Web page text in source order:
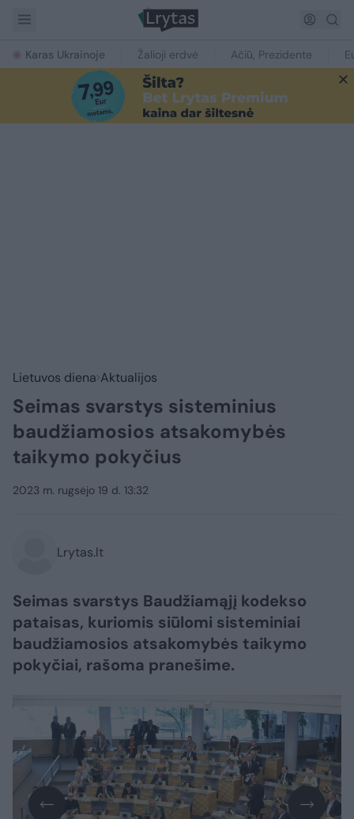
Karas Ukrainoje Žalioji erdvė Ačiū, Prezidente
Lietuvos diena Aktualijos
Seimas svarstys sisteminius
baudžiamosios atsakomybės
taikymo pokyčius
2023 m. rugsėjo 19 d. 13:32
Lrytas.lt
Seimas svarstys Baudžiamąjį kodekso
pataisas, kuriomis siūlomi sisteminiai
baudžiamosios atsakomybės taikymo
pokyčiai, rašoma pranešime.